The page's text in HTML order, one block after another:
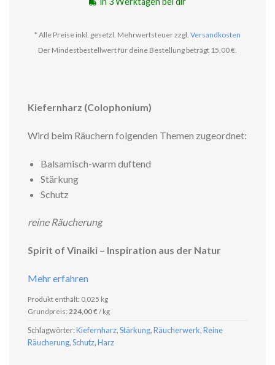
* Alle Preise inkl. gesetzl. Mehrwertsteuer zzgl. Versandkosten
Der Mindestbestellwert für deine Bestellung beträgt 15,00 €.
Kiefernharz (Colophonium)
Wird beim Räuchern folgenden Themen zugeordnet:
Balsamisch-warm duftend
Stärkung
Schutz
reine Räucherung
Spirit of Vinaiki – Inspiration aus der Natur
Mehr erfahren
Produkt enthält: 0,025 kg
Grundpreis: 224,00€/ kg
Schlagwörter:Kiefernharz,Stärkung,Räucherwerk,Reine
Räucherung,Schutz,Harz